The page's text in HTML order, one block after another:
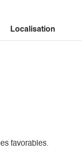
Localisation
favorables.